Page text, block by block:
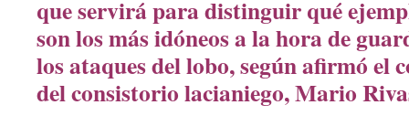
que servirá para distinguir qué
son los más idóneos a la hora de
los ataques del lobo, según afirmó el
del consistorio lacianiego, Mario